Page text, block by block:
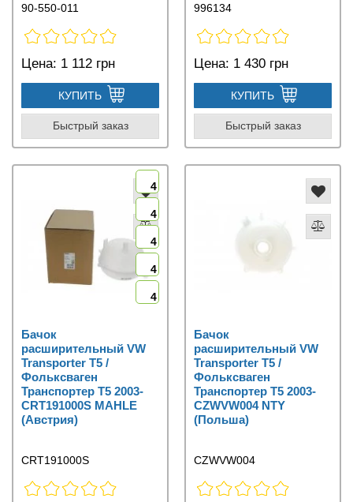
90-550-011
Цена: 1 112 грн
КУПИТЬ
Быстрый заказ
996134
Цена: 1 430 грн
КУПИТЬ
Быстрый заказ
4
4
4
4
4
Бачок
расширительный VW
Transporter T5 /
Фольксваген
Транспортер Т5 2003-
CRT191000S MAHLE
(Австрия)
CRT191000S
Бачок
расширительный VW
Transporter T5 /
Фольксваген
Транспортер Т5 2003-
CZWVW004 NTY
(Польша)
CZWVW004